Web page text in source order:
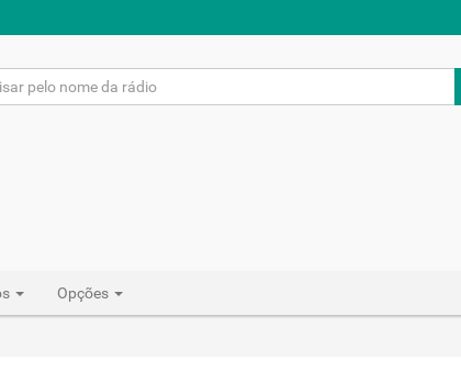
Opções